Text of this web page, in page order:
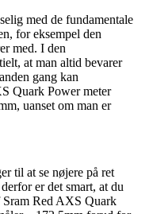
med de fundamentale
for eksempel den
med. I den
at man altid bevarer
gang kan
Quark Power meter
uanset om man er
til at se nøjere på ret
er det smart, at du
Sram Red AXS Quark